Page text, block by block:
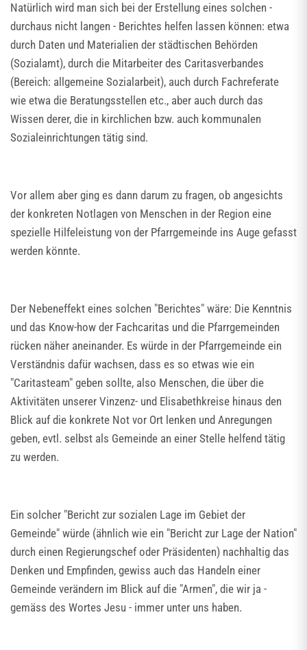
Natürlich wird man sich bei der Erstellung eines solchen -
durchaus nicht langen - Berichtes helfen lassen können: etwa
durch Daten und Materialien der städtischen Behörden
(Sozialamt), durch die Mitarbeiter des Caritasverbandes
(Bereich: allgemeine Sozialarbeit), auch durch Fachreferate
wie etwa die Beratungsstellen etc., aber auch durch das
Wissen derer, die in kirchlichen bzw. auch kommunalen
Sozialeinrichtungen tätig sind.
Vor allem aber ging es dann darum zu fragen, ob angesichts
der konkreten Notlagen von Menschen in der Region eine
spezielle Hilfeleistung von der Pfarrgemeinde ins Auge gefasst
werden könnte.
Der Nebeneffekt eines solchen "Berichtes" wäre: Die Kenntnis
und das Know-how der Fachcaritas und die Pfarrgemeinden
rücken näher aneinander. Es würde in der Pfarrgemeinde ein
Verständnis dafür wachsen, dass es so etwas wie ein
"Caritasteam" geben sollte, also Menschen, die über die
Aktivitäten unserer Vinzenz- und Elisabethkreise hinaus den
Blick auf die konkrete Not vor Ort lenken und Anregungen
geben, evtl. selbst als Gemeinde an einer Stelle helfend tätig
zu werden.
Ein solcher "Bericht zur sozialen Lage im Gebiet der
Gemeinde" würde (ähnlich wie ein "Bericht zur Lage der Nation"
durch einen Regierungschef oder Präsidenten) nachhaltig das
Denken und Empfinden, gewiss auch das Handeln einer
Gemeinde verändern im Blick auf die "Armen", die wir ja -
gemäss des Wortes Jesu - immer unter uns haben.